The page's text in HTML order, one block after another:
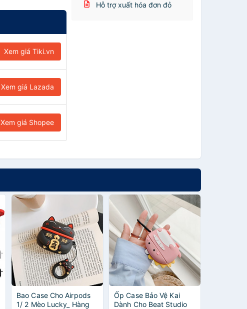
Xem giá Tiki.vn
Xem giá Lazada
Xem giá Shopee
Hỗ trợ xuất hóa đơn đỏ
Bao Case Cho Airpods
1/ 2 Mèo Lucky_ Hàng
Ốp Case Bảo Vệ Kai
Dành Cho Beat Studio